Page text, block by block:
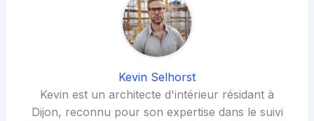
Kevin Selhorst
Kevin est un architecte d'intérieur résidant à
Dijon, reconnu pour son expertise dans le suivi